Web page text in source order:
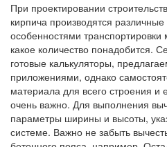
При проектировании
кирпича производятся
особенностями
какое количество понадобится.
готовые калькуляторы,
приложениями, однако
материала для всего строения и
очень важно. Для выполнения
параметры ширины и высоты,
системе. Важно не забыть